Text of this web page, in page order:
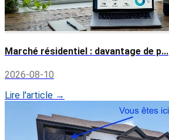
Marché résidentiel : davantage de p...
2026-08-10
Lire l'article →